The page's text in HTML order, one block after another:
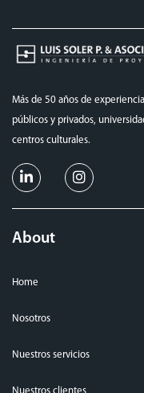
Más de 50 años de
públicos y privados,
centros culturales.
About
Home
Nosotros
Nuestros servicios